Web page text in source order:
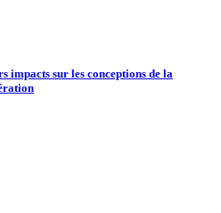
impacts sur les conceptions de la